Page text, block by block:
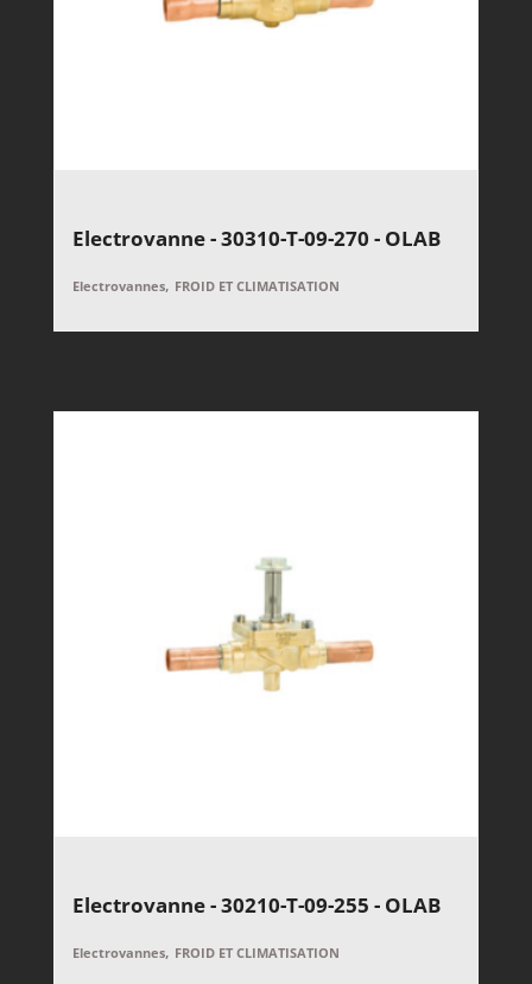
Electrovanne - 30310-T-09-270 - OLAB
Electrovannes, FROID ET CLIMATISATION
Electrovanne - 30210-T-09-255 - OLAB
Electrovannes, FROID ET CLIMATISATION